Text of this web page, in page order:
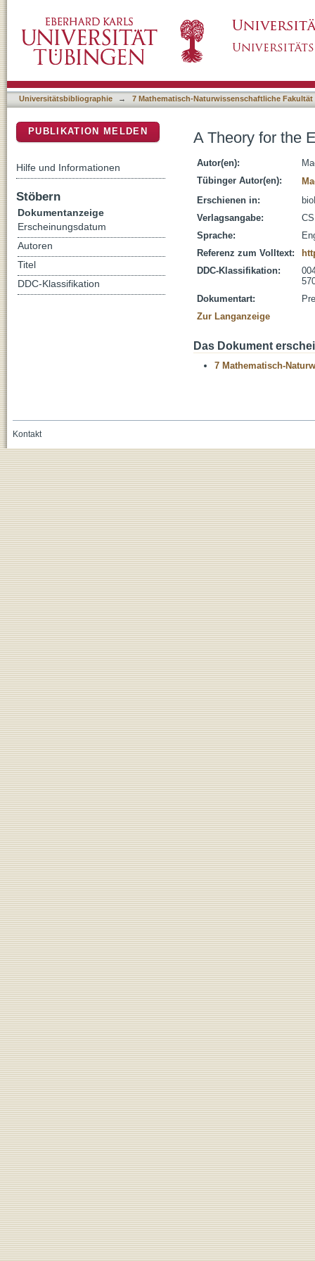
Universitätsbibliographie → 7 Mathematisch-Naturwissenschaftliche Fakultät
A Theory for the
Autor(en):
Tübinger Autor(en):
Erschienen in:
Verlagsangabe:
Sprache:
Referenz zum Volltext:
DDC-Klassifikation:
Dokumentart:
Zur Langanzeige
Das Dokument
7 Mathematisch-
PUBLIKATION MELDEN
Hilfe und Informationen
Stöbern
Dokumentanzeige
Erscheinungsdatum
Autoren
Titel
DDC-Klassifikation
Kontakt